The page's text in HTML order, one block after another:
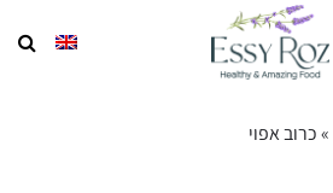
»כרוב אפוי